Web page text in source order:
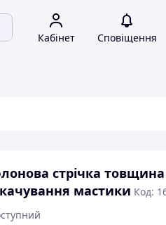
Кабінет Сповіщення
стрічка
мастики Код: